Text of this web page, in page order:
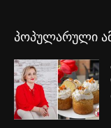
პოპულარული